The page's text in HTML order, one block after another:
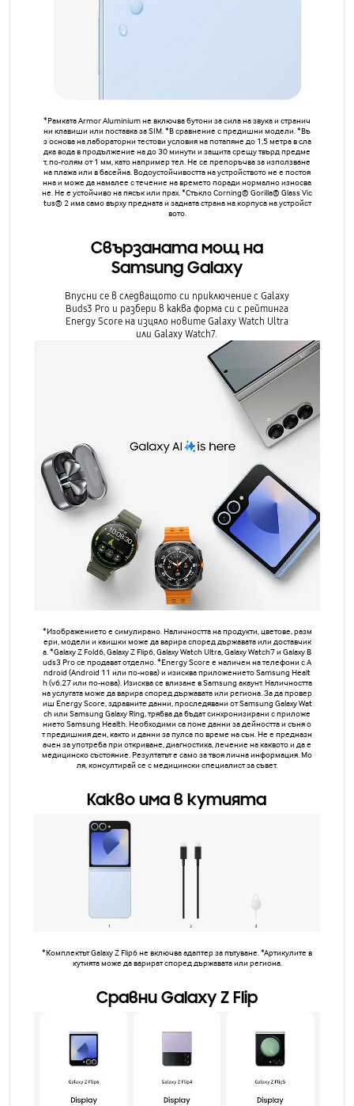
*Рамката Armor Aluminium не включва бутони за сила на звука и странич
ни клавиши или поставка за SIM. *В сравнение с предишни модели. *Въ
з основа на лабораторни тестови условия на потапяне до 1,5 метра в сла
дка вода в продължение на до 30 минути и защита срещу твърд предме
т, по-голям от 1 мм, като например тел. Не се препоръчва за използване
на плажа или в басейна. Водоустойчивостта на устройството не е постоя
нна и може да намалее с течение на времето поради нормално износва
не. Не е устойчиво на пясък или прах. *Стъкло Corning® Gorilla® Glass Vic
tus® 2 има само върху предната и задната страна на корпуса на устройст
вото.
Свързаната мощ на
Samsung Galaxy
Впусни се в следващото си приключение с Galaxy
Buds3 Pro и разбери в каква форма си с рейтинга
Energy Score на изцяло новите Galaxy Watch Ultra
или Galaxy Watch7.
*Изображението е симулирано. Наличността на продукти, цветове, разм
ери, модели и каишки може да варира според държавата или доставчик
а. *Galaxy Z Fold6, Galaxy Z Flip6, Galaxy Watch Ultra, Galaxy Watch7 и Galaxy B
uds3 Pro се продават отделно. *Energy Score е наличен на телефони с A
ndroid (Android 11 или по-нова) и изисква приложението Samsung Healt
h (v6.27 или по-нова). Изисква се влизане в Samsung акаунт. Наличността
на услугата може да варира според държавата или региона. За да провер
иш Energy Score, здравните данни, проследявани от Samsung Galaxy Wat
ch или Samsung Galaxy Ring, трябва да бъдат синхронизирани с приложе
нието Samsung Health. Необходими са поне данни за дейността и съня о
т предишния ден, както и данни за пулса по време на сън. Не е предназн
ачен за употреба при откриване, диагностика, лечение на каквото и да е
медицинско състояние. Резултатът е само за твоя лична информация. Мо
ля, консултирай се с медицински специалист за съвет.
Какво има в кутията
*Комплектът Galaxy Z Flip6 не включва адаптер за пътуване. *Артикулите в
кутията може да варират според държавата или региона.
Сравни Galaxy Z Flip